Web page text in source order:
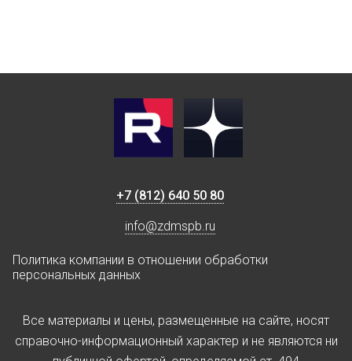
+7 (812) 640 50 80
info@zdmspb.ru
Политика компании в отношении обработки
персональных данных
Все материалы и цены, размещенные на сайте, носят
справочно-информационный характер и не являются ни